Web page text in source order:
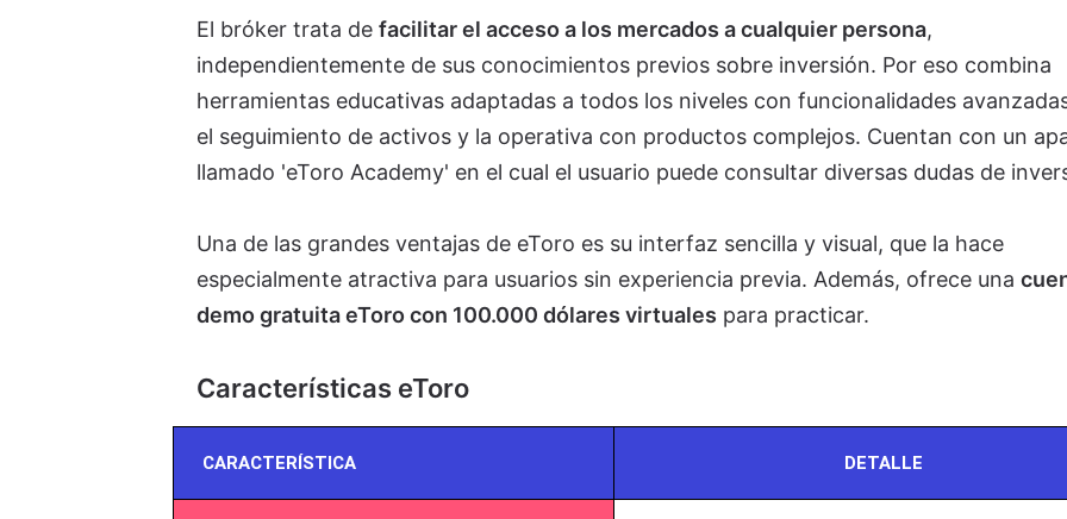
El bróker trata de facilitar el acceso a los mercados a cualquier persona,
independientemente de sus conocimientos previos sobre inversión. Por eso combina
herramientas educativas adaptadas a todos los niveles con funcionalidades
el seguimiento de activos y la operativa con productos complejos. Cuentan con un
llamado 'eToro Academy' en el cual el usuario puede consultar diversas dudas de
Una de las grandes ventajas de eToro es su interfaz sencilla y visual, que la hace
especialmente atractiva para usuarios sin experiencia previa. Además, ofrece una
demo gratuita eToro con 100.000 dólares virtuales para practicar.
Características eToro
CARACTERÍSTICA DETALLE